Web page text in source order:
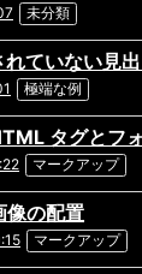
未分類
極端な例
タグとフ
マークアップ
像の配置
マークアップ